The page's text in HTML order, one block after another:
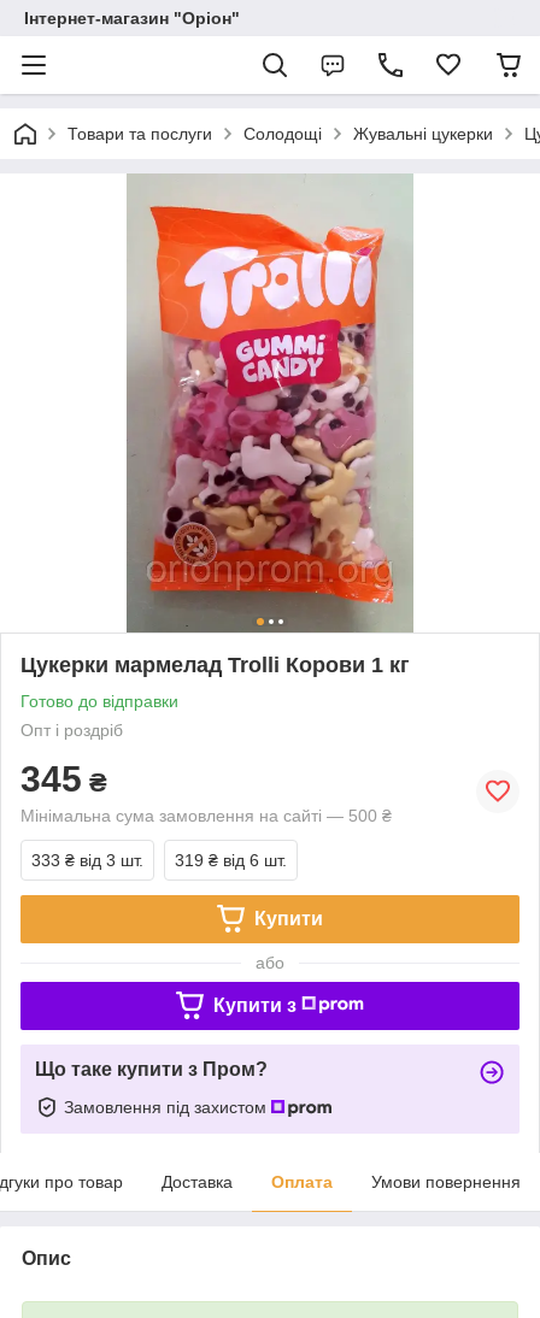
Інтернет-магазин "Оріон"
Товари та послуги Солодощі Жувальні цукерки
Цукерки мармелад Trolli Корови 1 кг
Готово до відправки
Опт і роздріб
345 ₴
Мінімальна сума замовлення на сайті — 500 ₴
333 ₴ від 3 шт. 319 ₴ від 6 шт.
Купити
або
Купити з
Що таке купити з Пром?
Замовлення під захистом
про товар Доставка Оплата Умови повернення
Опис